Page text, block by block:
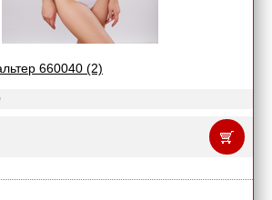
660040 (2)